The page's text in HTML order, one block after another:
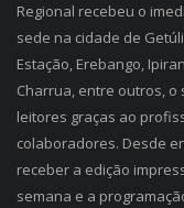
Regional recebeu o
sede na cidade de
Estação, Erebango,
Charrua, entre outros,
leitores graças ao
colaboradores. Desde
receber a edição
semana e a